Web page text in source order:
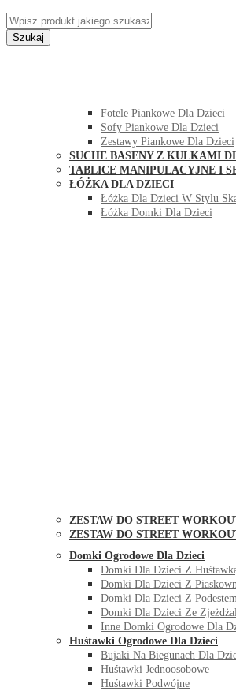
Szukaj
Fotele Piankowe Dla Dzieci
Sofy Piankowe Dla Dzieci
Zestawy Piankowe Dla Dzieci
SUCHE BASENY Z KULKAMI
TABLICE MANIPULACYJNE I
ŁÓŻKA DLA DZIECI
Łóżka Dla Dzieci W Stylu
Łóżka Domki Dla Dzieci
ZESTAW DO STREET
ZESTAW DO STREET
Domki Ogrodowe Dla Dzieci
Domki Dla Dzieci Z
Domki Dla Dzieci Z
Domki Dla Dzieci Z
Domki Dla Dzieci Ze
Inne Domki Ogrodowe Dla
Huśtawki Ogrodowe Dla Dzieci
Bujaki Na Biegunach Dla
Huśtawki Jednoosobowe
Huśtawki Podwójne